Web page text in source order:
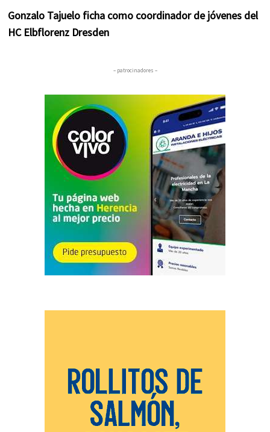
Gonzalo Tajuelo ficha como coordinador de jóvenes del
HC Elbflorenz Dresden
– patrocinadores –